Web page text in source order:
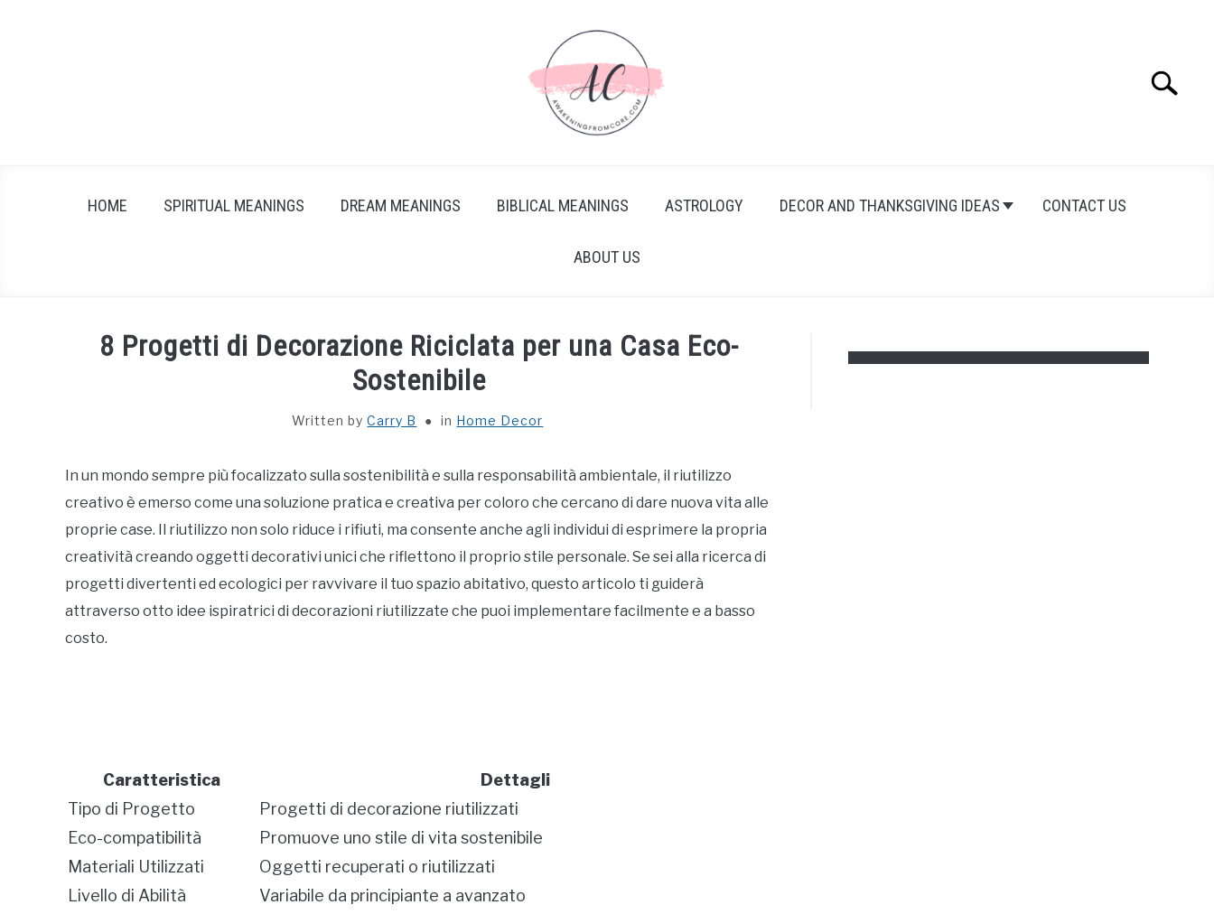
Search
HOME SPIRITUAL MEANINGS DREAM MEANINGS BIBLICAL MEANINGS ASTROLOGY DECOR AND THANKSGIVING IDEAS CONTACT US
ABOUT US
8 Progetti di Decorazione Riciclata per una Casa Eco-
Sostenibile
Written byCarry B in Home Decor
In un mondo sempre più focalizzato sulla sostenibilità e sulla responsabilità ambientale, il riutilizzo
creativo è emerso come una soluzione pratica e creativa per coloro che cercano di dare nuova vita alle
proprie case. Il riutilizzo non solo riduce i rifiuti, ma consente anche agli individui di esprimere la propria
creatività creando oggetti decorativi unici che riflettono il proprio stile personale. Se sei alla ricerca di
progetti divertenti ed ecologici per ravvivare il tuo spazio abitativo, questo articolo ti guiderà
attraverso otto idee ispiratrici di decorazioni riutilizzate che puoi implementare facilmente e a basso
costo.
Caratteristica
Dettagli
Tipo di Progetto
Progetti di decorazione riutilizzati
Eco-compatibilità
Promuove uno stile di vita sostenibile
Materiali Utilizzati
Oggetti recuperati o riutilizzati
Livello di Abilità
Variabile da principiante a avanzato